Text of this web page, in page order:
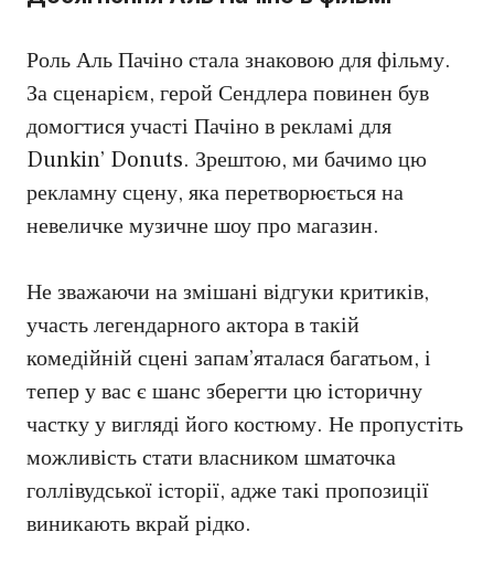
Роль Аль Пачіно стала знаковою для фільму.
За сценарієм, герой Сендлера повинен був
домогтися участі Пачіно в рекламі для
Dunkin’ Donuts. Зрештою, ми бачимо цю
рекламну сцену, яка перетворюється на
невеличке музичне шоу про магазин.
Не зважаючи на змішані відгуки критиків,
участь легендарного актора в такій
комедійній сцені запам’яталася багатьом, і
тепер у вас є шанс зберегти цю історичну
частку у вигляді його костюму. Не пропустіть
можливість стати власником шматочка
голлівудської історії, адже такі пропозиції
виникають вкрай рідко.